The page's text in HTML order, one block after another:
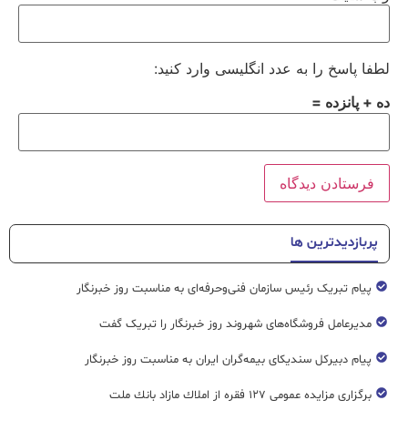
لطفا پاسخ را به عدد انگلیسی وارد کنید:
ده + پانزده =
پربازدیدترین ها
پیام تبریک رئیس سازمان فنی‌و‌حرفه‌ای به مناسبت روز خبرنگار
مدیرعامل فروشگاه‌های شهروند روز خبرنگار را تبریک گفت
پیام دبیرکل سندیکای بیمه‌گران ایران به مناسبت روز خبرنگار
برگزاری مزایده عمومی ۱۲۷ فقره از املاك مازاد بانك ملت